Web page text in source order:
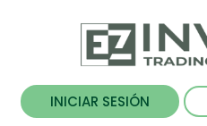
INICIAR SESIÓN